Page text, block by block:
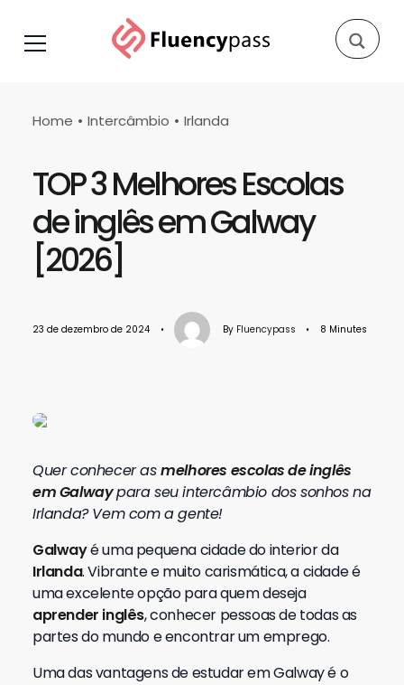
Home Intercâmbio Irlanda
TOP 3 Melhores Escolas
de inglês em Galway
[2026]
23 de dezembro de 2024 • By Fluencypass • 8 Minutes
Quer conhecer asmelhores escolas de inglês
em Galwaypara seu intercâmbio dos sonhos na
Irlanda? Vem com a gente!
Galwayé uma pequena cidade do interior da
Irlanda. Vibrante e muito carismática, a cidade é
uma excelente opção para quem deseja
aprender inglês, conhecer pessoas de todas as
partes do mundo e encontrar um emprego.
Uma das vantagens de estudar em Galway é o